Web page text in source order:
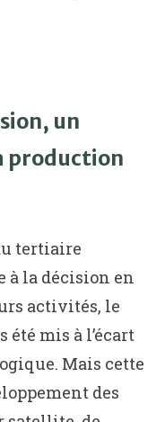
un
production
tertiaire
à la décision en
activités, le
mis à l’écart
Mais cette
des